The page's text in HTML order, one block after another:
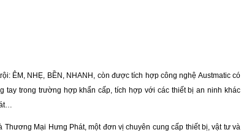
ÊM , NHẸ, BỀN , NHANH , còn được tích hợp công nghệ Austmaticcó
tay trong trường hợp khẩn cấp, tích hợp với các thiết bị an ninh khác
Mại Hưng Phát, một đơn vị chuyên cung cấp thiết bị, vật tư và